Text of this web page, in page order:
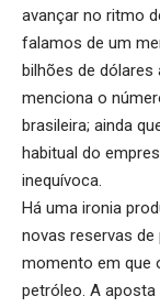
avançar no ritmo
falamos de um
bilhões de dólares
menciona o
brasileira; ainda
habitual do
inequívoca.
Há uma ironia
novas reservas
momento em que
petróleo. A aposta